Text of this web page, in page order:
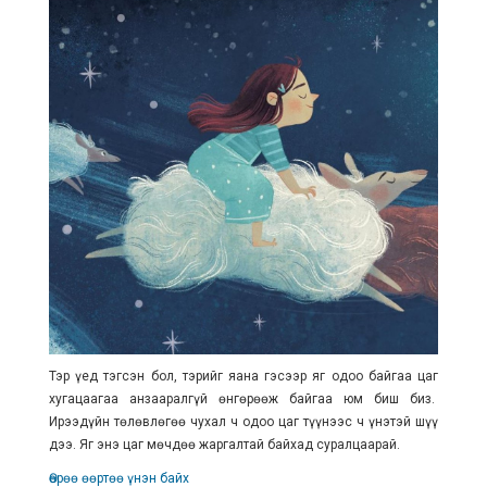
Тэр үед тэгсэн бол, тэрийг яана гэсээр яг одоо байгаа цаг
хугацаагаа анзааралгүй өнгөрөөж байгаа юм биш биз.
Ирээдүйн төлөвлөгөө чухал ч одоо цаг түүнээс ч үнэтэй шүү
дээ. Яг энэ цаг мөчдөө жаргалтай байхад суралцаарай.
Өөрөө өөртөө үнэн байх